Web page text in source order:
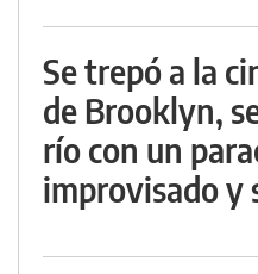
Se trepó a la
de Brooklyn,
río con un
improvisado y